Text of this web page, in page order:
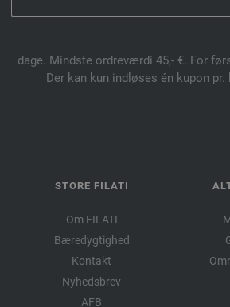
dage. Mindste ordreværdi 45,- €. For
Der kan kun indløses én kupon pr.
STORE FILATI
Om FILATI
Bæredygtighed
Kontakt
Nyhedsbrev
AFB